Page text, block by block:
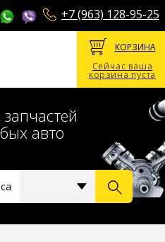
+7 (963) 128-95-25
КОРЗИНА
Сейчас ваша
корзина пуста
авто